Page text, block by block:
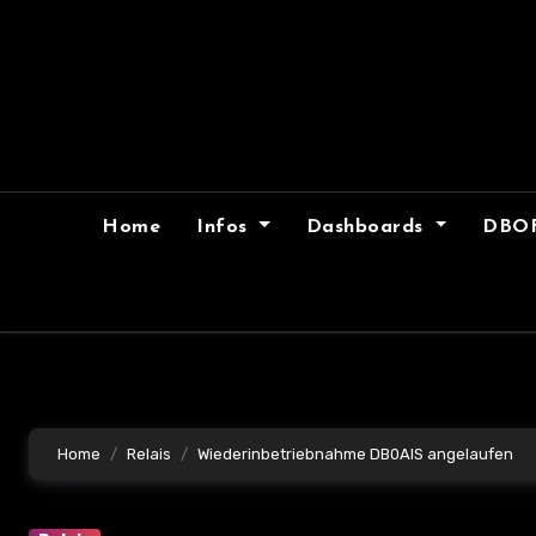
Home Infos Dashboards
Home Relais Wiederinbetriebnahme DB0AIS angelaufen